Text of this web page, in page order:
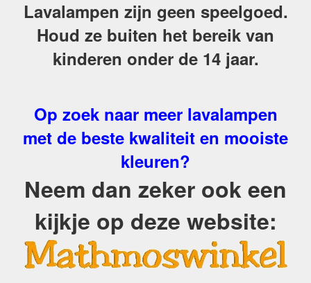
Lavalampen zijn geen speelgoed.
Houd ze buiten het bereik van
kinderen onder de 14 jaar.
Op zoek naar meer lavalampen
met de beste kwaliteit en mooiste
kleuren?
Neem dan zeker ook een
kijkje op deze website: